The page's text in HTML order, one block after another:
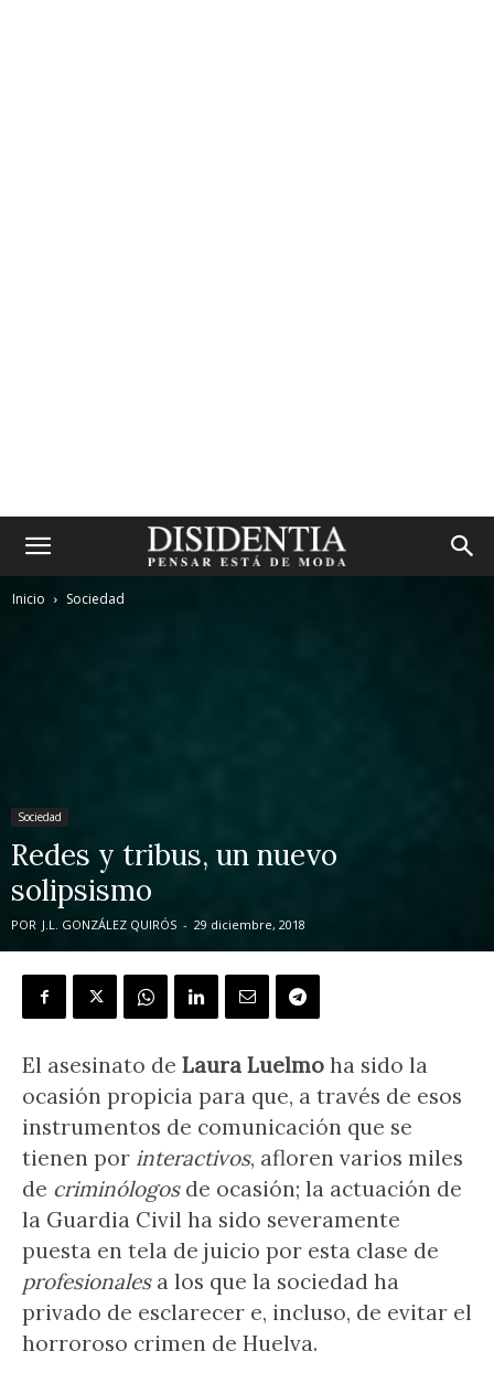
Inicio Sociedad
Sociedad
Redes y tribus, un nuevo
solipsismo
POR J.L. GONZÁLEZ QUIRÓS - 29 diciembre, 2018
El asesinato de Laura Luelmo ha sido la
ocasión propicia para que, a través de esos
instrumentos de comunicación que se
tienen por interactivos, afloren varios miles
de criminólogosde ocasión; la actuación de
la Guardia Civil ha sido severamente
puesta en tela de juicio por esta clase de
profesionalesa los que la sociedad ha
privado de esclarecer e, incluso, de evitar el
horroroso crimen de Huelva.